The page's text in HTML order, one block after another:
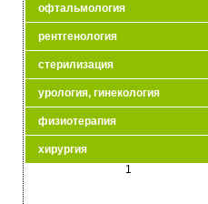
офтальмология
рентгенология
стерилизация
урология, гинекология
физиотерапия
хирургия
1